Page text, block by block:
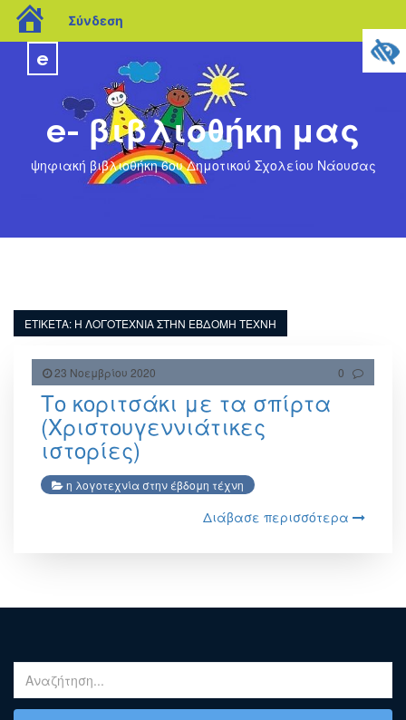
blogs.sch.gr
Σύνδεση
e
e- βιβλιοθήκη μας
ψηφιακή βιβλιοθήκη 6ου Δημοτικού Σχολείου Νάουσας
ΕΤΙΚΈΤΑ: Η ΛΟΓΟΤΕΧΝΊΑ ΣΤΗΝ ΈΒΔΟΜΗ ΤΈΧΝΗ
23 Νοεμβρίου 2020 0
Το κοριτσάκι με τα σπίρτα
(Χριστουγεννιάτικες
ιστορίες)
η λογοτεχνία στην έβδομη τέχνη
Διάβασε περισσότερα